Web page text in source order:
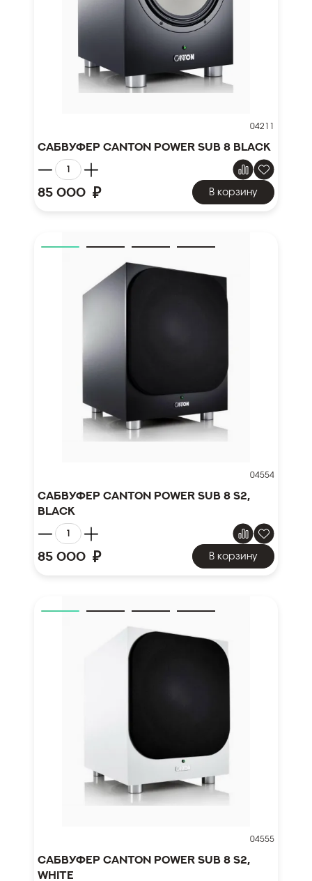
04211
Сабвуфер Canton Power Sub 8 black
85 000 ₽ В корзину
04554
Сабвуфер Canton Power Sub 8 S2,
black
85 000 ₽ В корзину
04555
Сабвуфер Canton Power Sub 8 S2,
white